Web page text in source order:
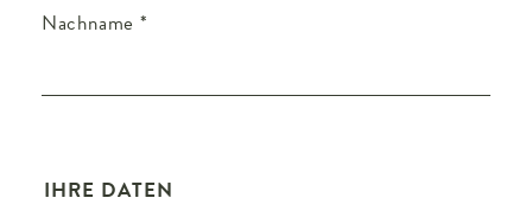
Nachname *
IHRE DATEN